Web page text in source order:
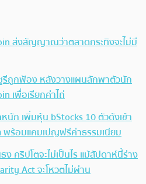
ส่งสัญญาณว่าตลาดกระทิงจะไม่มี
รีถูกฟ้อง หลังวางแผนลักพาตัวนัก
เพื่อเรียกค่าไถ่
นัก เพิ่มหุ้น bStocks 10 ตัวดังเข้า
ร้อมแคมเปญฟรีค่าธรรมเนียม
คริปโตจะไม่เป็นไร แม้สัปดาห์นี้ร่าง
Act จะโหวตไม่ผ่าน